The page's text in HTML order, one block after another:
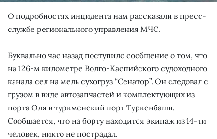
О подробностях инцидента нам рассказали в пресс-
службе регионального управления МЧС.
Буквально час назад поступило сообщение о том, что
на 126-м километре Волго-Каспийского судоходного
канала сел на мель сухогруз “Сенатор”. Он следовал с
грузом в виде автозапчастей и комплектующих из
порта Оля в туркменский порт Туркенбаши.
Сообщается, что на борту находится экипаж из 14-ти
человек, никто не пострадал.